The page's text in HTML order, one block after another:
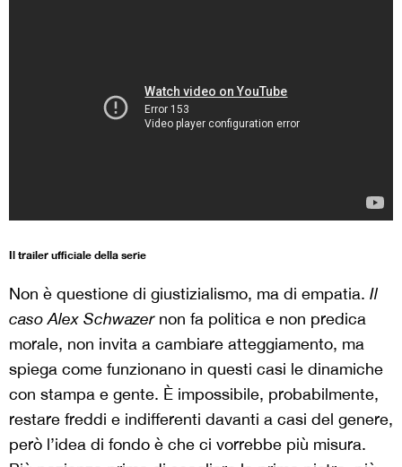
Il trailer ufficiale della serie
Non è questione di giustizialismo, ma di empatia. Il
caso Alex Schwazer non fa politica e non predica
morale, non invita a cambiare atteggiamento, ma
spiega come funzionano in questi casi le dinamiche
con stampa e gente. È impossibile, probabilmente,
restare freddi e indifferenti davanti a casi del genere,
però l’idea di fondo è che ci vorrebbe più misura.